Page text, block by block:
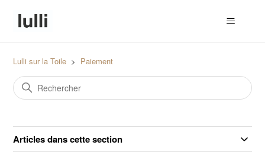
Lulli sur la Toile Paiement
Articles dans cette section